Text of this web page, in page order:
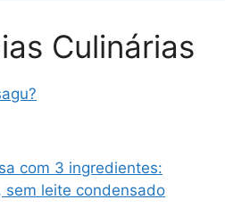
Culinárias
com 3 ingredientes:
sem leite condensado